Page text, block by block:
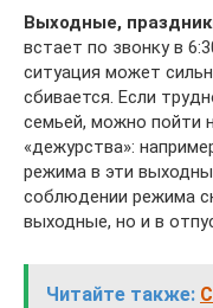
Выходные,
встает по звонку в
ситуация может
сбивается. Если
семьей, можно пойти
«дежурства»:
режима в эти
соблюдении режима
выходные, но и в
Читайте также: